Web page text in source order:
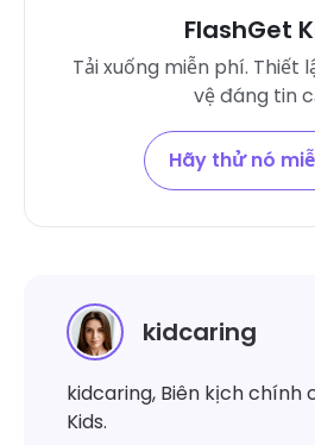
FlashGet
Tải xuống miễn phí. Thiết
vệ đáng tin
Hãy thử nó
kidcaring
kidcaring, Biên kịch chính
Kids.